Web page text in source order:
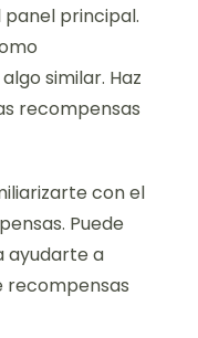
principal.
similar. Haz
recompensas
con el
Puede
ayudarte a
recompensas